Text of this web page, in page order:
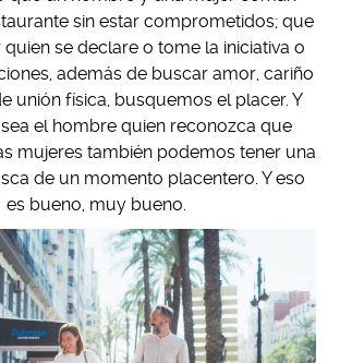
sin estar comprometidos; que
se declare o tome la iniciativa o
además de buscar amor, cariño
unión física, busquemos el placer. Y
el hombre quien reconozca que
mujeres también podemos tener una
de un momento placentero. Y eso
es bueno, muy bueno.